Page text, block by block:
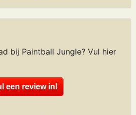
bij Paintball Jungle? Vul hier
een review in!